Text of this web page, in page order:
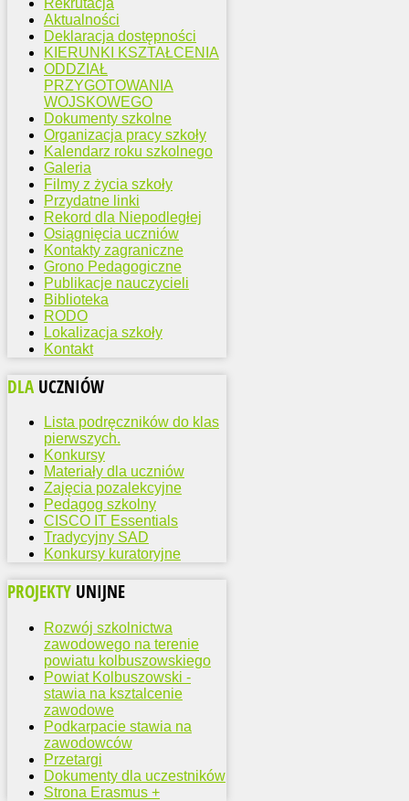
Rekrutacja
Aktualności
Deklaracja dostępności
KIERUNKI KSZTAŁCENIA
ODDZIAŁ
PRZYGOTOWANIA
WOJSKOWEGO
Dokumenty szkolne
Organizacja pracy szkoły
Kalendarz roku szkolnego
Galeria
Filmy z życia szkoły
Przydatne linki
Rekord dla Niepodległej
Osiągnięcia uczniów
Kontakty zagraniczne
Grono Pedagogiczne
Publikacje nauczycieli
Biblioteka
RODO
Lokalizacja szkoły
Kontakt
DLA UCZNIÓW
Lista podręczników do klas
pierwszych.
Konkursy
Materiały dla uczniów
Zajęcia pozalekcyjne
Pedagog szkolny
CISCO IT Essentials
Tradycyjny SAD
Konkursy kuratoryjne
PROJEKTY UNIJNE
Rozwój szkolnictwa
zawodowego na terenie
powiatu kolbuszowskiego
Powiat Kolbuszowski -
stawia na ksztalcenie
zawodowe
Podkarpacie stawia na
zawodowców
Przetargi
Dokumenty dla uczestników
Strona Erasmus +